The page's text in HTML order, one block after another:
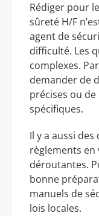
Rédiger pour
sûreté H/F
agent de
difficulté. Les
complexes.
demander de
précises ou
spécifiques.
Il y a aussi
règlements
déroutantes.
bonne
manuels de
lois locales.